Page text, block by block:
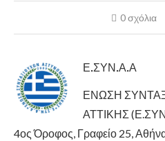
0 σχόλια
Ε.ΣΥΝ.Α.Α
ΕΝΩΣΗ
ΑΤΤΙΚΗΣ
4ος Όροφος, Γραφείο 25,